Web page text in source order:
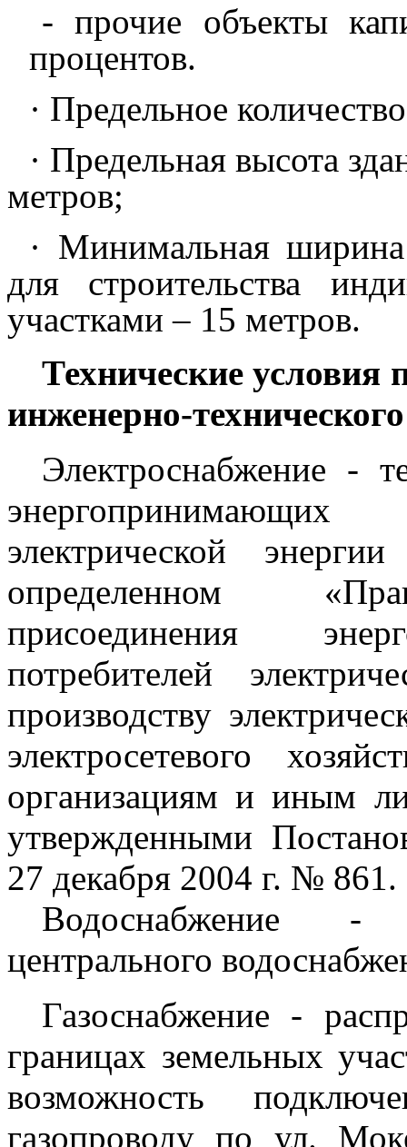
- прочие объекты
процентов.
· Предельное
· Предельная высота
метров;
· Минимальная
для строительства
участками – 15 метров.
Технические условия
инженерно-
Электроснабжение -
энергопринимающих
электрической
определенном
присоединения
потребителей
производству
электросетевого
организациям и иным
утвержденными
27 декабря 2004 г. № 861.
Водоснабжение -
центрального
Газоснабжение -
границах земельных
возможность
газопроводу по ул.